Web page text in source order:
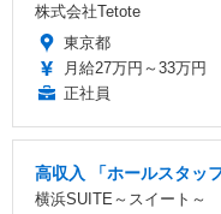
株式会社Tetote
東京都
月給27万円～33万円
正社員
高収入 「ホールスタッ
横浜SUITE～スイート～